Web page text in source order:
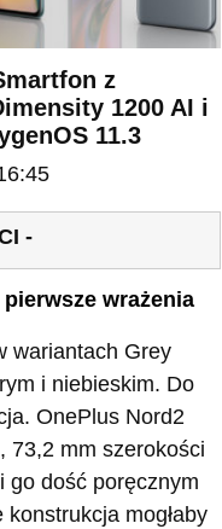
z
1200 AI i
11.3
-
wrażenia
wariantach Grey
i niebieskim. Do
OnePlus Nord2
73,2 mm szerokości
go dość poręcznym
mogłaby